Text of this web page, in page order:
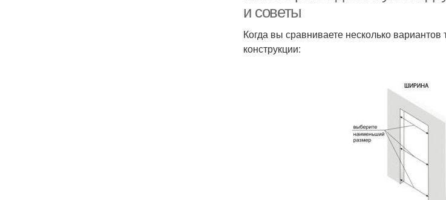
и советы
Когда вы сравниваете несколько
конструкции: